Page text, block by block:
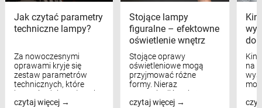
Jak czytać parametry
techniczne lampy?
Za nowoczesnymi
oprawami kryje się
zestaw parametrów
technicznych, które
bezpośrednio wpływają
na komfort widzenia,
czytaj więcej
Stojące lampy
figuralne – efektowne
oświetlenie wnętrz
Stojące oprawy
oświetleniowe mogą
przyjmować różne
formy. Nieraz
wspominaliśmy już
modele na łukowych
czytaj więcej
na